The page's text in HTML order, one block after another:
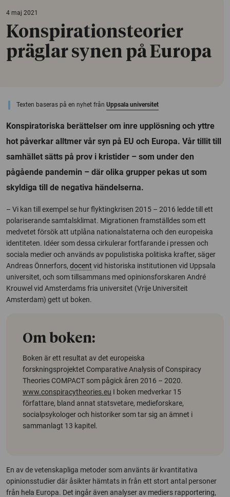
4 maj 2021
Konspirationsteorier
präglar synen på Europa
Texten baseras på en nyhet från Uppsala universitet
Konspiratoriska berättelser om inre upplösning och yttre
hot påverkar alltmer vår syn på EU och Europa. Vår tillit till
samhället sätts på prov i kristider – som under den
pågående pandemin – där olika grupper pekas ut som
skyldiga till de negativa händelserna.
– Vi kan till exempel se hur flyktingkrisen 2015 – 2016 ledde till ett
polariserande samtalsklimat. Migrationen framställdes som ett
medvetet försök att utplåna nationalstaterna och den europeiska
identiteten. Idéer som dessa cirkulerar fortfarande i pressen och
sociala medier och används av populistiska politiska krafter, säger
Andreas Önnerfors, docent vid historiska institutionen vid Uppsala
universitet, och som tillsammans med opinionsforskaren André
Krouwel vid Amsterdams fria universitet (Vrije Universiteit
Amsterdam) gett ut boken.
Om boken:
Boken är ett resultat av det europeiska
forskningsprojektet Comparative Analysis of Conspiracy
Theories COMPACT som pågick åren 2016 – 2020.
www.conspiracytheories.eu I boken medverkar 15
författare, bland annat statsvetare, medieforskare,
socialpsykologer och historiker som tar sig an ämnet i
sammanlagt 13 kapitel.
En av de vetenskapliga metoder som använts är kvantitativa
opinionsstudier där åsikter hämtats in från ett stort antal personer
från hela Europa. Det ingår även analyser av mediers rapportering,